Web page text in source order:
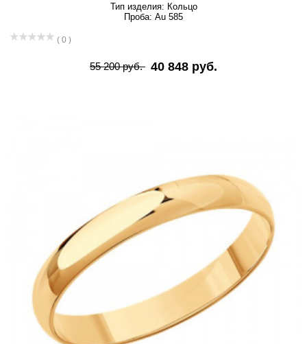
Тип изделия: Кольцо
Проба: Au 585
( 0 )
55 200 руб. 40 848 руб.